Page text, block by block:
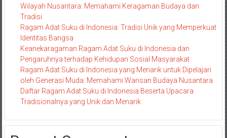
Wilayah Nusantara: Memahami Keragaman Budaya dan
Tradisi
Ragam Adat Suku di Indonesia: Tradisi Unik yang Memperkuat
Identitas Bangsa
Keanekaragaman Ragam Adat Suku di Indonesia dan
Pengaruhnya terhadap Kehidupan Sosial Masyarakat
Ragam Adat Suku di Indonesia yang Menarik untuk Dipelajari
oleh Generasi Muda: Memahami Warisan Budaya Nusantara
Daftar Ragam Adat Suku di Indonesia Beserta Upacara
Tradisionalnya yang Unik dan Menarik